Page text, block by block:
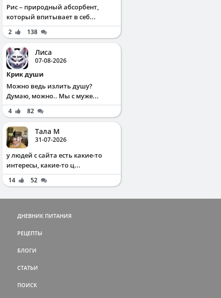
Рис – природный абсорбент,
который впитывает в себ...
2 138
Лиса
07-08-2026
Крик души
Можно ведь излить душу?
Думаю, можно.. Мы с муже...
4 82
Тала М
31-07-2026
у людей с сайта есть какие-то
интересы, какие-то ц...
14 52
ДНЕВНИК ПИТАНИЯ
РЕЦЕПТЫ
БЛОГИ
СТАТЬИ
ПОИСК